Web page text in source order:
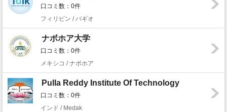
口コミ数：0件
フィリピン / バギオ
ナボホア大学
口コミ数：0件
メキシコ / ナボホア
Pulla Reddy Institute Of Technology
口コミ数：0件
インド / Medak